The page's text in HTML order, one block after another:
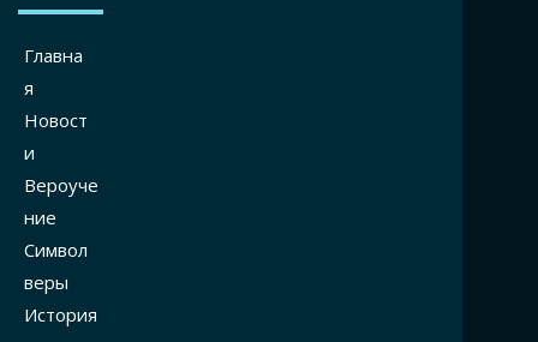
Главна
я
Новост
и
Вероуче
ние
Символ
веры
История